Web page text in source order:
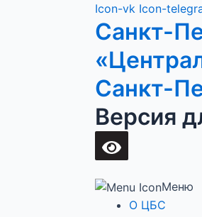
Перейти
к
содержимому
Icon-vk Icon-
Санкт-
Санкт-
Версия
Меню
О ЦБС
Main
Menu